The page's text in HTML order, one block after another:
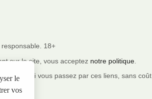
18+
sur le site, vous acceptez notre politique.
si vous passez par ces liens, sans coût
le
vos